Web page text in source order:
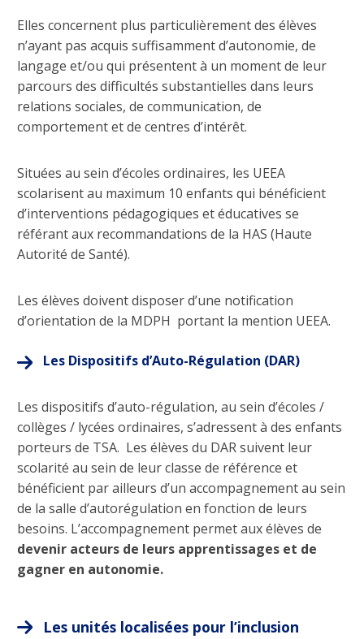
Elles concernent plus particulièrement des élèves
n’ayant pas acquis suffisamment d’autonomie, de
langage et/ou qui présentent à un moment de leur
parcours des difficultés substantielles dans leurs
relations sociales, de communication, de
comportement et de centres d’intérêt.
Situées au sein d’écoles ordinaires, les UEEA
scolarisent au maximum 10 enfants qui bénéficient
d’interventions pédagogiques et éducatives se
référant aux recommandations de la HAS (Haute
Autorité de Santé).
Les élèves doivent disposer d’une notification
d’orientation de la MDPH portant la mention UEEA.
Les Dispositifs d’Auto-Régulation (DAR)
Les dispositifs d’auto-régulation, au sein d’écoles /
collèges / lycées ordinaires, s’adressent à des enfants
porteurs de TSA. Les élèves du DAR suivent leur
scolarité au sein de leur classe de référence et
bénéficient par ailleurs d’un accompagnement au sein
de la salle d’autorégulation en fonction de leurs
besoins. L’accompagnement permet aux élèves de
devenir acteurs de leurs apprentissages et de
gagner en autonomie.
Les unités localisées pour l’inclusion